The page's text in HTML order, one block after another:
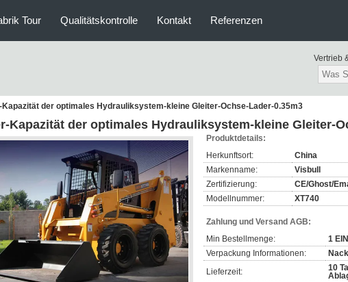
Tour Qualitätskontrolle Kontakt Referenzen
Vertrieb
Kapazität der optimales Hydrauliksystem-kleine Gleiter-Ochse-Lader-0.35m3
Kapazität der optimales Hydrauliksystem-kleine Gleiter-
Produktdetails:
Herkunftsort:
China
Markenname:
Visbull
Zertifizierung:
CE/Ghost/
Modellnummer:
XT740
Zahlung und Versand AGB:
Min Bestellmenge:
1
Verpackung Informationen:
Lieferzeit:
10